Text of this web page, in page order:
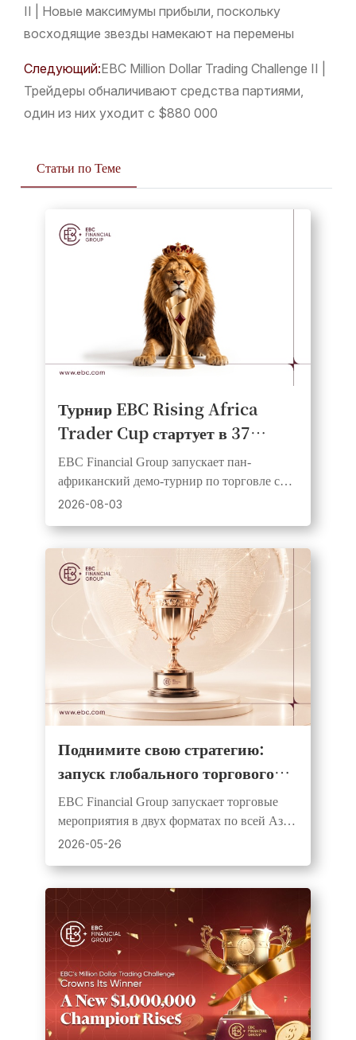
II | Новые максимумы прибыли, поскольку
восходящие звезды намекают на перемены
Следующий:​EBC Million Dollar Trading Challenge II |
Трейдеры обналичивают средства партиями,
один из них уходит с $880 000
Статьи по Теме
Турнир EBC Rising Africa
Trader Cup стартует в 37
странах Африки, предоставляя
трейдерам равный старт и шанс
на денежные призы
EBC Financial Group запускает пан-
африканский демо-турнир по торговле с
призовым фондом USD1,000, 20
2026-08-03
Поднимите свою стратегию:
запуск глобального торгового
конкурса с крупными
денежными призами
EBC Financial Group запускает торговые
мероприятия в двух форматах по всей Азии
и Африке, предлагая симуляционные и
2026-05-26